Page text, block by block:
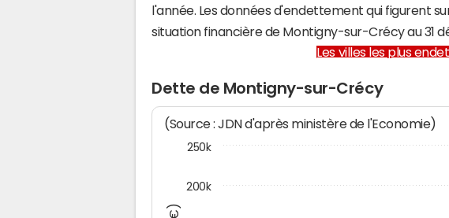
l'année. Les données d'endettement qui figurent
situation financière de Montigny-sur-Crécy au 31
Les villes les plus
Dette de Montigny-sur-Crécy
(Source : JDN d'après ministère de l'Economie)
200k
250k